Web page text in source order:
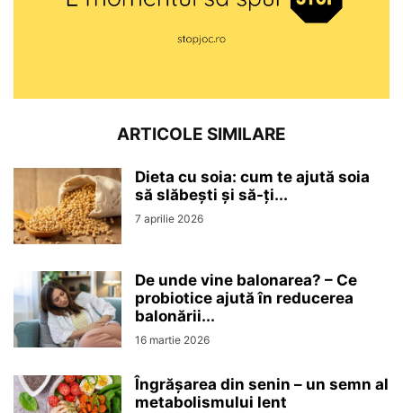
ARTICOLE SIMILARE
Dieta cu soia: cum te ajută soia
să slăbești și să-ți...
7 aprilie 2026
De unde vine balonarea? – Ce
probiotice ajută în reducerea
balonării...
16 martie 2026
Îngrășarea din senin – un semn al
metabolismului lent